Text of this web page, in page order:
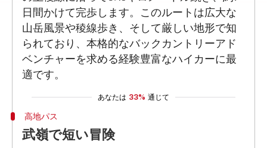
日間かけて完歩します。このルートは広大な
山岳風景や稜線歩き、そして厳しい地形で知
られており、本格的なバックカントリーアド
ベンチャーを求める経験豊富なハイカーに最
適です。
あなたは 33% 通じて
高地パス
武嶺で短い冒険